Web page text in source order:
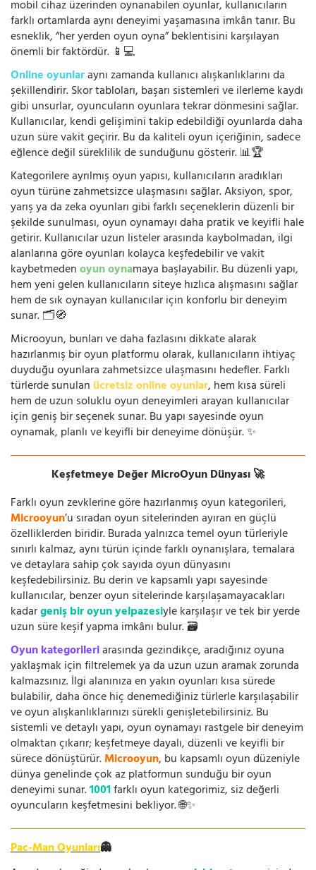
mobil cihaz üzerinden oynanabilen oyunlar, kullanıcıların
farklı ortamlarda aynı deneyimi yaşamasına imkân tanır. Bu
esneklik, “her yerden oyun oyna” beklentisini karşılayan
önemli bir faktördür. 📱💻
Online oyunlaraynı zamanda kullanıcı alışkanlıklarını da
şekillendirir. Skor tabloları, başarı sistemleri ve ilerleme kaydı
gibi unsurlar, oyuncuların oyunlara tekrar dönmesini sağlar.
Kullanıcılar, kendi gelişimini takip edebildiği oyunlarda daha
uzun süre vakit geçirir. Bu da kaliteli oyun içeriğinin, sadece
eğlence değil süreklilik de sunduğunu gösterir. 📊🏆
Kategorilere ayrılmış oyun yapısı, kullanıcıların aradıkları
oyun türüne zahmetsizce ulaşmasını sağlar. Aksiyon, spor,
yarış ya da zeka oyunları gibi farklı seçeneklerin düzenli bir
şekilde sunulması, oyun oynamayı daha pratik ve keyifli hale
getirir. Kullanıcılar uzun listeler arasında kaybolmadan, ilgi
alanlarına göre oyunları kolayca keşfedebilir ve vakit
kaybetmedenoyun oynamaya başlayabilir. Bu düzenli yapı,
hem yeni gelen kullanıcıların siteye hızlıca alışmasını sağlar
hem de sık oynayan kullanıcılar için konforlu bir deneyim
sunar. 🗂️🧭
Microoyun, bunları ve daha fazlasını dikkate alarak
hazırlanmış bir oyun platformu olarak, kullanıcıların ihtiyaç
duyduğu oyunlara zahmetsizce ulaşmasını hedefler. Farklı
türlerde sunulan ücretsiz online oyunlar, hem kısa süreli
hem de uzun soluklu oyun deneyimleri arayan kullanıcılar
için geniş bir seçenek sunar. Bu yapı sayesinde oyun
oynamak, planlı ve keyifli bir deneyime dönüşür. ✨
Keşfetmeye Değer MicroOyun Dünyası 🚀
Farklı oyun zevklerine göre hazırlanmış oyun kategorileri,
Microoyun’u sıradan oyun sitelerinden ayıran en güçlü
özelliklerden biridir. Burada yalnızca temel oyun türleriyle
sınırlı kalmaz, aynı türün içinde farklı oynanışlara, temalara
ve detaylara sahip çok sayıda oyun dünyasını
keşfedebilirsiniz. Bu derin ve kapsamlı yapı sayesinde
kullanıcılar, benzer oyun sitelerinde karşılaşamayacakları
kadargeniş bir oyun yelpazesiyle karşılaşır ve tek bir yerde
uzun süre keşif yapma imkânı bulur. 🗃️
Oyun kategorileriarasında gezindikçe, aradığınız oyuna
yaklaşmak için filtrelemek ya da uzun uzun aramak zorunda
kalmazsınız. İlgi alanınıza en yakın oyunları kısa sürede
bulabilir, daha önce hiç denemediğiniz türlerle karşılaşabilir
ve oyun alışkanlıklarınızı sürekli genişletebilirsiniz. Bu
sistemli ve detaylı yapı, oyun oynamayı rastgele bir deneyim
olmaktan çıkarır; keşfetmeye dayalı, düzenli ve keyifli bir
sürece dönüştürür.Microoyun, bu kapsamlı oyun düzeniyle
dünya genelinde çok az platformun sunduğu bir oyun
deneyimi sunar.1001farklı oyun kategorimiz, siz değerli
oyuncuların keşfetmesini bekliyor. 🌐✨
Pac-Man Oyunları👻